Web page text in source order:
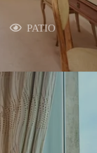
PATIO